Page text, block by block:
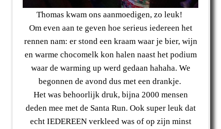
Thomas kwam ons aanmoedigen, zo leuk!
Om even aan te geven hoe serieus iedereen het
rennen nam: er stond een kraam waar je bier, wijn
en warme chocomelk kon halen naast het podium
waar de warming up werd gedaan hahaha. We
begonnen de avond dus met een drankje.
Het was behoorlijk druk, bijna 2000 mensen
deden mee met de Santa Run. Ook super leuk dat
echt IEDEREEN verkleed was of op zijn minst